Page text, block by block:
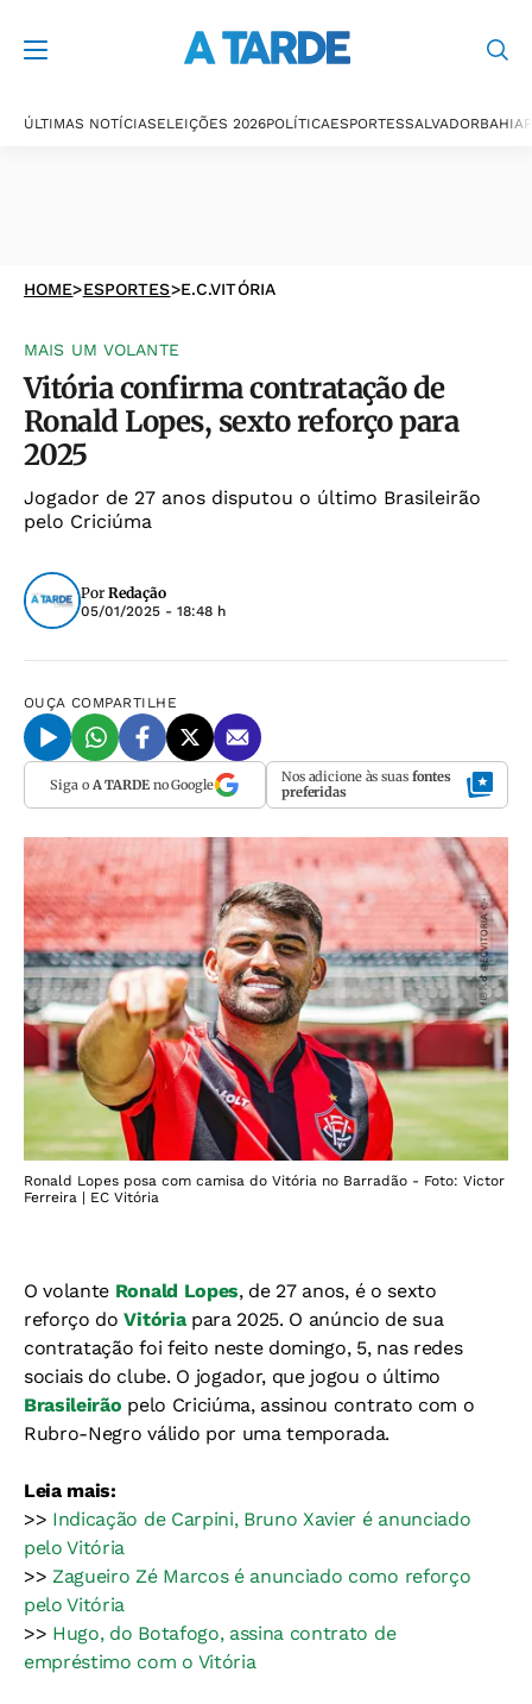
ÚLTIMAS NOTÍCIASELEIÇÕES 2026POLÍTICAESPORTESSALVADORBAHIA
HOME>ESPORTES>E.C.VITÓRIA
MAIS UM VOLANTE
Vitória confirma contratação de
Ronald Lopes, sexto reforço para
2025
Jogador de 27 anos disputou o último Brasileirão
pelo Criciúma
Por Redação
05/01/2025 - 18:48 h
OUÇA COMPARTILHE
Siga o A TARDEno Google Nos adicione às suas fontes
preferidas
Ronald Lopes posa com camisa do Vitória no Barradão - Foto: Victor
Ferreira | EC Vitória
O volante Ronald Lopes, de 27 anos, é o sexto
reforço doVitóriapara 2025. O anúncio de sua
contratação foi feito neste domingo, 5, nas redes
sociais do clube. O jogador, que jogou o último
Brasileirão pelo Criciúma, assinou contrato com o
Rubro-Negro válido por uma temporada.
Leia mais:
>> Indicação de Carpini, Bruno Xavier é anunciado
pelo Vitória
>>Zagueiro Zé Marcos é anunciado como reforço
pelo Vitória
>> Hugo, do Botafogo, assina contrato de
empréstimo com o Vitória